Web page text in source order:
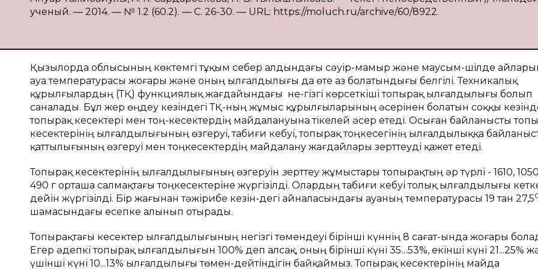
ученый. — 2014. — № 1.2 (60.2). — С. 26-30. — URL: https://moluch.ru/archive/60/8922.
Қызылорда облысының көктемгі тұқым себер алдындағы сәуір-мамыр және маусым-шілде
ауа температурасы жоғары және оның ылғалдылығы да өте аз болатындығы белгілі. Техникалық
құрылғылардың (ТҚ) функциялық жағдайындағы не-гізгі көрсеткіші топырақ ылғалдылығы болып
саналады. Бұл жер өңдеу кезіндегі ТҚ-ның жұмыс құрылғыларының әсерінен болатын соққы
топырақ кесектері мен тоң-кесектердің майдалануына тікелей әсер етеді. Осыған байланысты
кесектерінің ылғалдылығының өзгеруі, табиғи кебуі, топырақ тоңкесегінің ылғалдылыққа
қаттылығының өзгеруі мен тоңкесектердің майдалану жағдайлары зерттеуді қажет етеді.
Топырақ кесектерінің ылғалдылығының өзгеруін зерттеу жұмыстары топырақтың әр түрлі - 1610,
490 г орташа салмақтағы тоңкесектеріне жүргізілді. Олардың табиғи кебуі толық ылғалдылығы
дейін жүргізілді. Бір жағынан тәжірибе кезін-дегі айналасындағы ауаның температурасы 19 тан 27,5
шамасындағы есепке алынып отырады.
Топырақтағы кесектер ылғалдылығының негізгі төмендеуі бірінші күннің 8 сағат-ында жоғары
Егер әдепкі топырақ ылғалдылығын 100% деп алсақ, оның бірінші күні 35…53%, екінші күні 21...25%
үшінші күні 10...13% ылғалдылығы төмен-дейтіндігін байқаймыз. Топырақ кесектерінің майда